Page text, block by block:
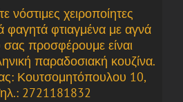
νόστιμες χειροποίητες
φαγητά φτιαγμένα με αγνά
σας προσφέρουμε είναι
παραδοσιακή κουζίνα.
Κουτσομητόπουλου 10,
2721181832